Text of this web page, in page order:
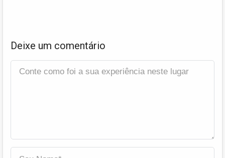
Deixe um comentário